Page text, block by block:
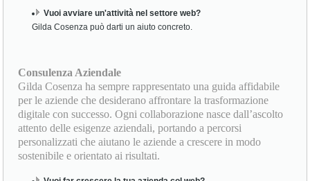
Vuoi avviare un'attività nel settore web?
Gilda Cosenza può darti un aiuto concreto.
Consulenza Aziendale
Gilda Cosenza ha sempre rappresentato una guida affidabile
per le aziende che desiderano affrontare la trasformazione
digitale con successo. Ogni collaborazione nasce dall’ascolto
attento delle esigenze aziendali, portando a percorsi
personalizzati che aiutano le aziende a crescere in modo
sostenibile e orientato ai risultati.